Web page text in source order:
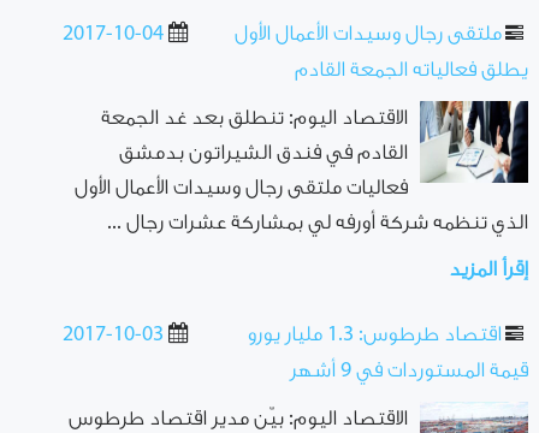
2017-10-04
ملتقى رجال وسيدات الأعمال الأول
يطلق فعالياته الجمعة القادم
الاقتصاد اليوم: تنطلق بعد غد الجمعة
القادم في فندق الشيراتون بدمشق
فعاليات ملتقى رجال وسيدات الأعمال الأول
الذي تنظمه شركة أورفه لي بمشاركة عشرات رجال ...
إقرأ المزيد
2017-10-03
اقتصاد طرطوس: 1.3 مليار يورو
قيمة المستوردات في 9 أشهر
الاقتصاد اليوم: بيّن مدير اقتصاد طرطوس